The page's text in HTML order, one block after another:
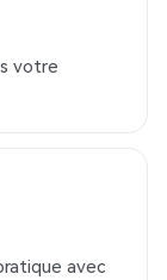
votre
avec